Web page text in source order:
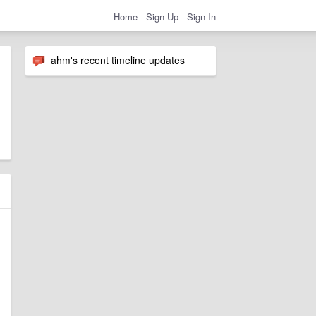
Home Sign Up Sign In
ahm's recent timeline updates